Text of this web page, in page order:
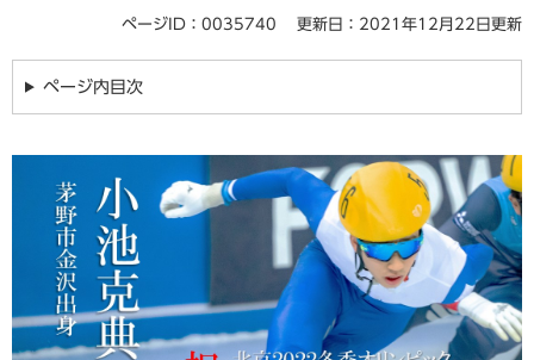
ページID：0035740 更新日：2021年12月22日更新
ページ内目次